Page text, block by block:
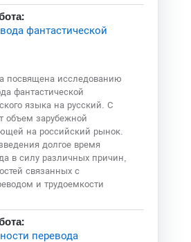
фантастической
посвящена исследованию
фантастической
языка на русский. С
объем зарубежной
на российский рынок.
долгое время
в силу различных причин,
связанных с
и трудоемкости
перевода